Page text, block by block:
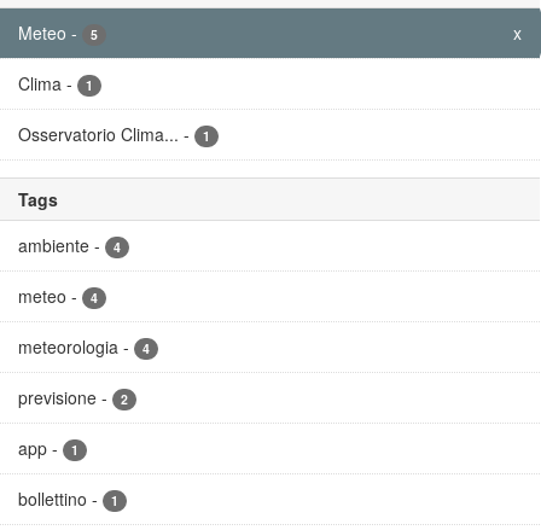
Meteo - 5 x
Clima - 1
Osservatorio Clima... - 1
Tags
ambiente - 4
meteo - 4
meteorologia - 4
previsione - 2
app - 1
bollettino - 1